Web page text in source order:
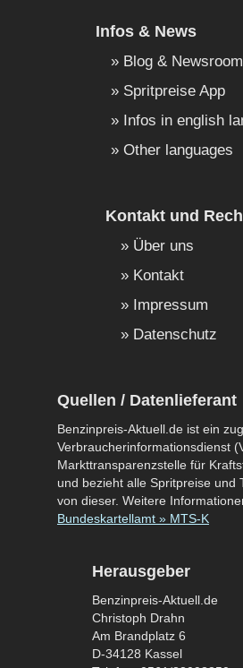
Infos & News
Blog & Newsroom
Spritpreise App
Infos in english
Other languages
Kontakt und
Über uns
Kontakt
Impressum
Datenschutz
Quellen / Datenlieferant
Benzinpreis-Aktuell.de ist ein
Verbraucherinformationsdienst
Markttransparenzstelle für
und bezieht alle Spritpreise und
von dieser. Weitere
Bundeskartellamt » MTS-K
Herausgeber
Benzinpreis-Aktuell.de
Christoph Drahn
Am Brandplatz 6
D-34128 Kassel